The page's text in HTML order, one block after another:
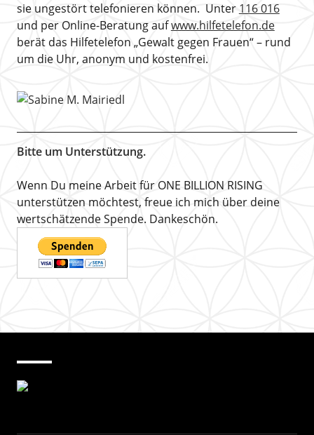
sie ungestört telefonieren können. Unter 116 016
und per Online-Beratung aufwww.hilfetelefon.de
berät das Hilfetelefon „Gewalt gegen Frauen“ – rund
um die Uhr, anonym und kostenfrei.
Bitte um Unterstützung.
Wenn Du meine Arbeit für ONE BILLION RISING
unterstützen möchtest, freue ich mich über deine
wertschätzende Spende. Dankeschön.